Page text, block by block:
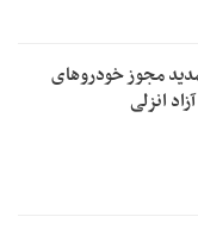
مجوز خودروهای
انزلی